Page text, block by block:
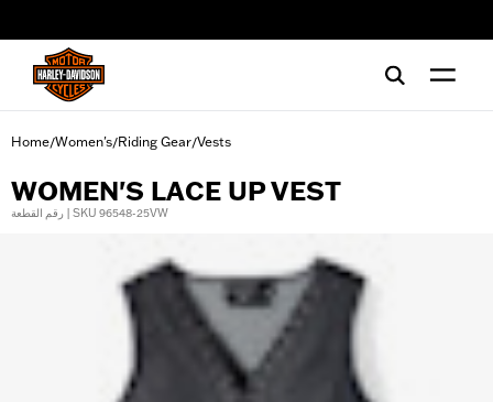
Home/Women's/Riding Gear/Vests
WOMEN'S LACE UP VEST
رقم القطعة | SKU 96548-25VW